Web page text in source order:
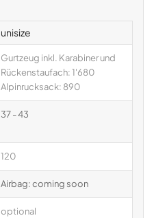
unisize
Gurtzeug inkl. Karabiner und
Rückenstaufach: 1'680
Alpinrucksack: 890
37 - 43
120
Airbag: coming soon
optional